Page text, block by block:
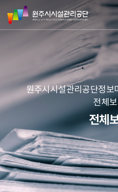
네
본문 바로
메뉴 바로
원
주
시
리
공
단
원주시시설관리공단정보
전체보
전체